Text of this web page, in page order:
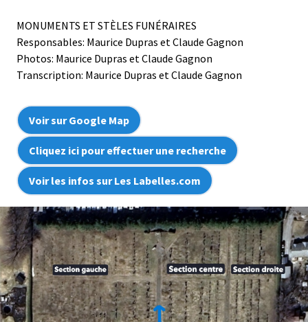
MONUMENTS ET STÈLES FUNÉRAIRES
Responsables: Maurice Dupras et Claude Gagnon
Photos: Maurice Dupras et Claude Gagnon
Transcription: Maurice Dupras et Claude Gagnon
Voir sur Google Map
Cliquez ici pour effectuer une recherche
Voir les infos sur Les Labelles.com